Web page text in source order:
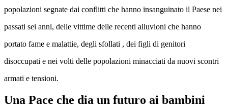
popolazioni segnate dai conflitti che hanno insanguinato il Paese nei
passati sei anni, delle vittime delle recenti alluvioni che hanno
portato fame e malattie, degli sfollati , dei figli di genitori
disoccupati e nei volti delle popolazioni minacciati da nuovi scontri
armati e tensioni.
Una Pace che dia un futuro ai bambini